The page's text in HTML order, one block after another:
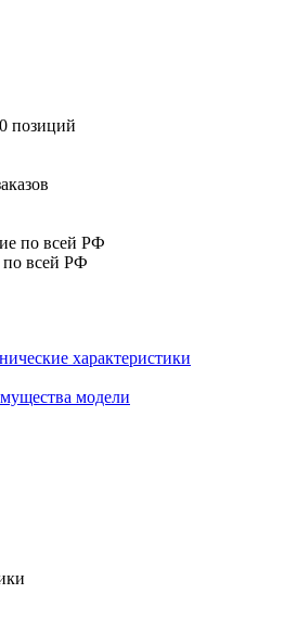
по всей РФ
характеристики
модели